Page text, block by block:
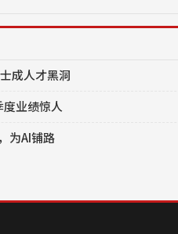
成人才黑洞
业绩惊人
为AI铺路